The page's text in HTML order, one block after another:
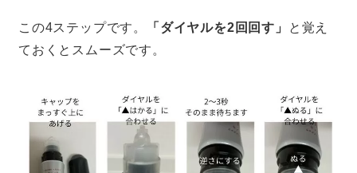
この4ステップです。 「ダイヤルを2回回す」
と覚え
ておくとスムーズです。